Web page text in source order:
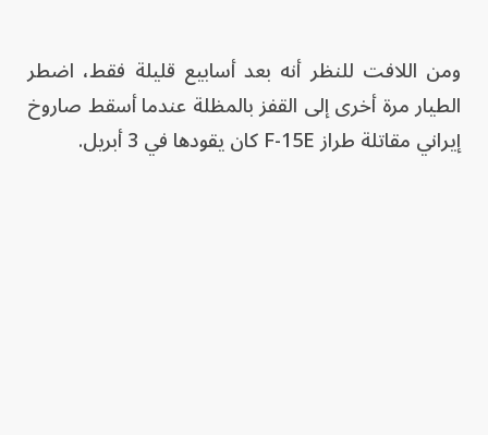
ومن اللافت للنظر أنه بعد أسابيع قليلة فقط، اضطر
الطيار مرة أخرى إلى القفز بالمظلة عندما أسقط صاروخ
إيراني مقاتلة طراز F-15E كان يقودها في 3 أبريل.